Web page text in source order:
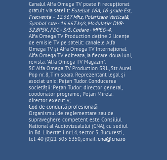
Canalul Alfa Omega TV poate fi recepționat
gratuit via satelit: Eutelsat 16A, 16 grade Est,
Frecventa – 12.567 Mhz, PolarizareVerticală,
Symbol rate - 16.667 ks/s, Modulație: DVB-
S2,8PSK, FEC - 3/5, Codare - MPEG-4.
Alfa Omega TV Production deține 2 licențe
de emisie TV pe satelit: canalele Alfa
Omega TV și Alfa Omega TV Internațional.
Alfa Omega TV editeaza, la fiecare doua luni,
revista: "Alfa Omega TV Magazin".
SC Alfa Omega TV Production SRL, Str Aurel
Pop nr. 8, Timisoara. Reprezentant legal și
asociat unic: Pețan Tudor. Conducerea
societății: Pețan Tudor: director general,
coodonator programe; Pețan Mirela:
director executiv;
Cod de conduită profesională
Organismul de reglementare sau de
supraveghere competent este Consiliul
National al Audiovizualului (CNA), cu sediul
in Bd. Libertatii nr.14, sector 5, Bucuresti,
tel: 40 (0)21 305 5350, email: cna@cna.ro